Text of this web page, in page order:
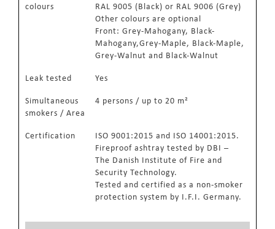
colours
RAL 9005 (Black) or RAL 9006 (Grey)
Other colours are optional
Front: Grey-Mahogany, Black-
Mahogany,Grey-Maple, Black-Maple,
Grey-Walnut and Black-Walnut
Leak tested Yes
Simultaneous
smokers / Area
4 persons / up to 20 m²
Certification
ISO 9001:2015 and ISO 14001:2015.
Fireproof ashtray tested by DBI –
The Danish Institute of Fire and
Security Technology.
Tested and certified as a non-smoker
protection system by I.F.I. Germany.